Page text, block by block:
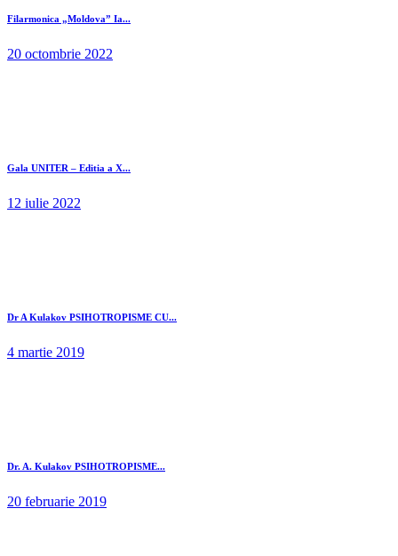
Filarmonica „Moldova” Ia...
20 octombrie 2022
Gala UNITER – Editia a X...
12 iulie 2022
Dr A Kulakov PSIHOTROPISME CU...
4 martie 2019
Dr. A. Kulakov PSIHOTROPISME...
20 februarie 2019